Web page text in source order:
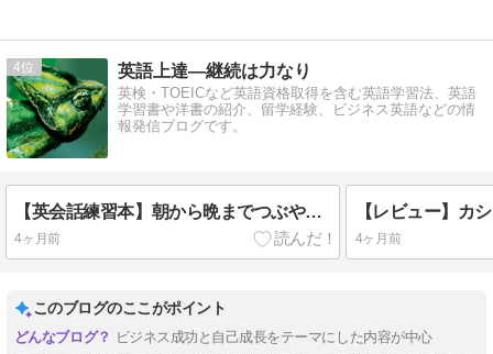
4 英語上達―継続は力なり
英検・TOEICなど英語資格取得を含む英語学習法、英語
学習書や洋書の紹介、留学経験、ビジネス英語などの情
報発信ブログです。
【英会話練習本】朝から晩までつぶやく英語表現200
4ヶ月前 4ヶ月前
このブログのここがポイント
ビジネス成功と自己成長をテーマにした内容が中心